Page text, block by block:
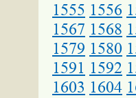
1555 1556
1567 1568
1579 1580
1591 1592
1603 1604